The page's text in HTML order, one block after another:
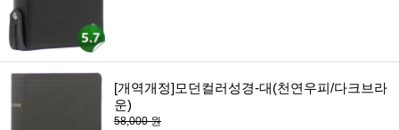
[개역개정]모던컬러성경-대(천연우피/다크브라
운)
58,000 원